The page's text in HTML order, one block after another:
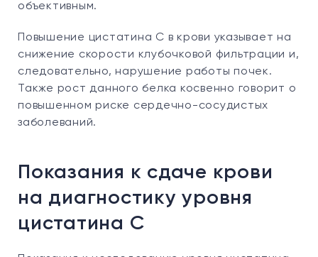
объективным.
Повышение цистатина С в крови указывает на
снижение скорости клубочковой фильтрации и,
следовательно, нарушение работы почек.
Также рост данного белка косвенно говорит о
повышенном риске сердечно-сосудистых
заболеваний.
Показания к сдаче крови
на диагностику уровня
цистатина С